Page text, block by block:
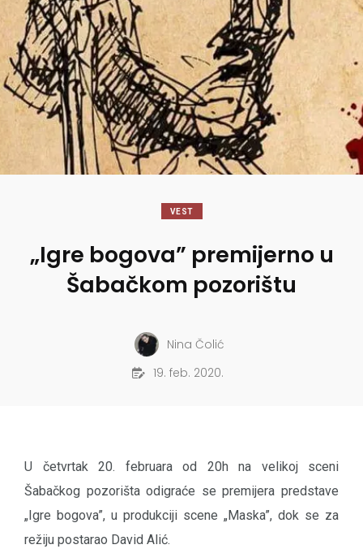
VEST
„Igre bogova” premijerno u
Šabačkom pozorištu
Nina Čolić
19. feb. 2020.
U četvrtak 20. februara od 20h na velikoj sceni
Šabačkog pozorišta odigraće se premijera predstave
„Igre bogova”, u produkciji scene „Maska”, dok se za
režiju postarao David Alić.